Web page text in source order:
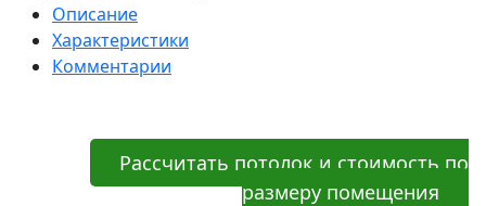
Описание
Характеристики
Комментарии
Рассчитать потолок и стоимость по
размеру помещения